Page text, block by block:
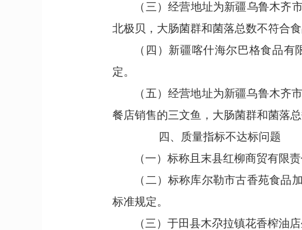
（三）经营地址为新疆乌鲁木齐
北极贝，大肠菌群和菌落总数不符合
（四） 新疆喀什海尔巴格食品有
定。
（五） 经营地址为新疆乌鲁木齐
餐店销售的三文鱼，大肠菌群和菌落
四、
质量指标不达标问题
（一）标称且末县红柳商贸有限
（二）标称库尔勒市古香苑食品
标准规定。
（三）于田县木尕拉镇花香榨油